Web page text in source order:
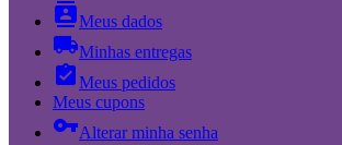
contactsMeus dados
local_shippingMinhas entregas
assignment_turned_inMeus pedidos
Meus cupons
vpn_keyAlterar minha senha